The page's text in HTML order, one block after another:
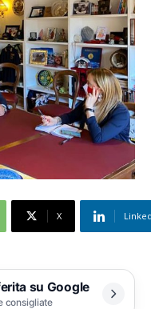
X
su Google
consigliate